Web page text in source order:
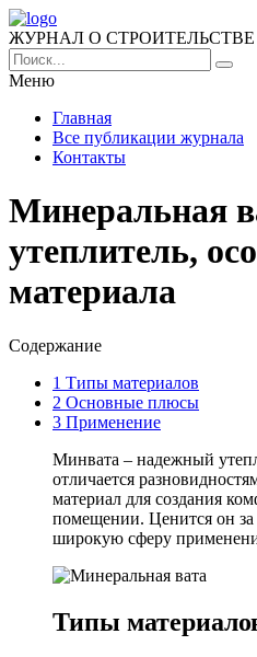
ЖУРНАЛ О
Меню
Главная
Все публикации журнала
Контакты
Минеральная
утеплитель,
материала
Содержание
1 Типы материалов
2 Основные плюсы
3 Применение
Минвата – надежный
отличается
материал для создания
помещении. Ценится он за
широкую сферу
Типы